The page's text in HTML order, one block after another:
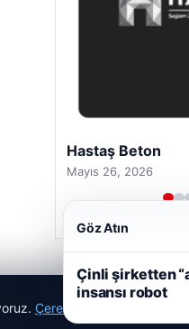
Hastaş Beton
Mayıs 26, 2026
Çerez Politikamız
Göz Atın
Çinli şirketten
insansı robot